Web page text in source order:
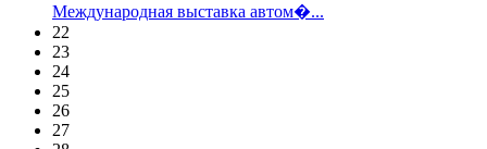
Международная выставка автом�...
22
23
24
25
26
27